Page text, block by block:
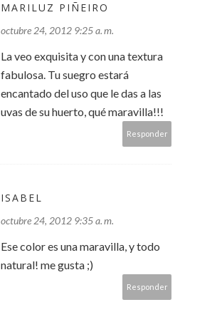
MARILUZ PIÑEIRO
octubre 24, 2012 9:25 a. m.
La veo exquisita y con una textura
fabulosa. Tu suegro estará
encantado del uso que le das a las
uvas de su huerto, qué maravilla!!!
Responder
ISABEL
octubre 24, 2012 9:35 a. m.
Ese color es una maravilla, y todo
natural! me gusta ;)
Responder